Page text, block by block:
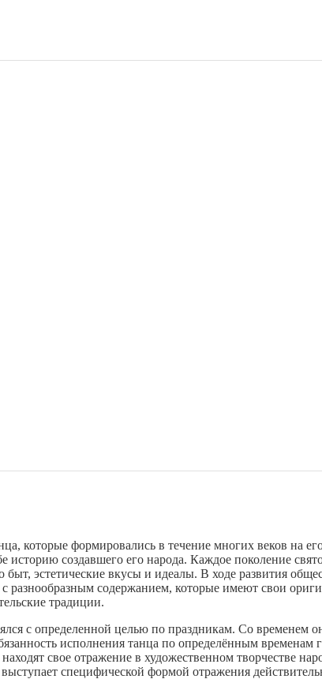
которые формировались в течение многих веков на
историю создавшего его народа. Каждое поколение
эстетические вкусы и идеалы. В ходе развития
разнообразным содержанием, которые имеют свои
традиции.
с определенной целью по праздникам. Со временем
исполнения танца по определённым
свое отражение в художественном творчестве
специфической формой отражения